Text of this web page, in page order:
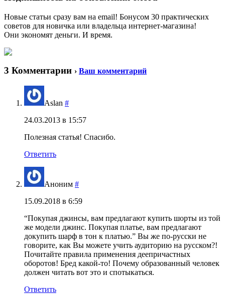
Новые статьи сразу вам на email! Бонусом 30 практических
советов для новичка или владельца интернет-магазина!
Они экономят деньги. И время.
3 Комментарии › Ваш комментарий
Aslan #
24.03.2013 в 15:57
Полезная статья! Спасибо.
Ответить
Аноним #
15.09.2018 в 6:59
“Покупая джинсы, вам предлагают купить шорты из той
же модели джинс. Покупая платье, вам предлагают
докупить шарф в тон к платью.” Вы же по-русски не
говорите, как Вы можете учить аудиторию на русском?!
Почитайте правила применения деепричастных
оборотов! Бред какой-то! Почему образованный человек
должен читать вот это и спотыкаться.
Ответить